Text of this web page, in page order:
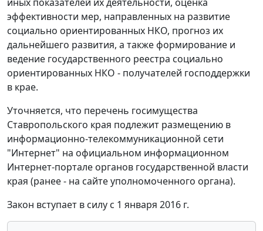
эффективности мер, направленных на развитие
социально ориентированных НКО, прогноз их
дальнейшего развития, а также формирование и
ведение государственного реестра социально
ориентированных НКО - получателей господдержки
в крае.
Уточняется, что перечень госимущества
Ставропольского края подлежит размещению в
информационно-телекоммуникационной сети
"Интернет" на официальном информационном
Интернет-портале органов государственной власти
края (ранее - на сайте уполномоченного органа).
Закон вступает в силу с 1 января 2016 г.